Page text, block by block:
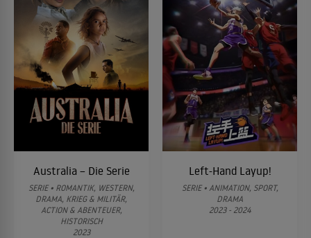
Australia – Die Serie
SERIE • ROMANTIK, WESTERN,
DRAMA, KRIEG & MILITÄR,
ACTION & ABENTEUER,
HISTORISCH
2023
Left-Hand Layup!
SERIE • ANIMATION, SPORT,
DRAMA
2023 - 2024